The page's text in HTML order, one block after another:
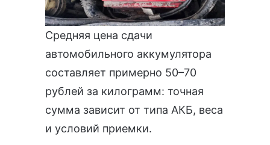
Средняя цена сдачи
автомобильного аккумулятора
составляет примерно 50–70
рублей за килограмм: точная
сумма зависит от типа АКБ, веса
и условий приемки.